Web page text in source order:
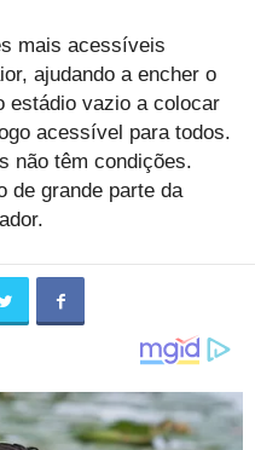
mais acessíveis
ajudando a encher o
estádio vazio a colocar
acessível para todos.
não têm condições.
de grande parte da